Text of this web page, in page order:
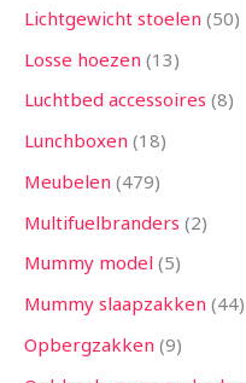
Lichtgewicht stoelen 50
Losse hoezen 13
Luchtbed accessoires 8
Lunchboxen 18
Meubelen 479
Multifuelbranders 2
Mummy model 5
Mummy slaapzakken 44
Opbergzakken 9